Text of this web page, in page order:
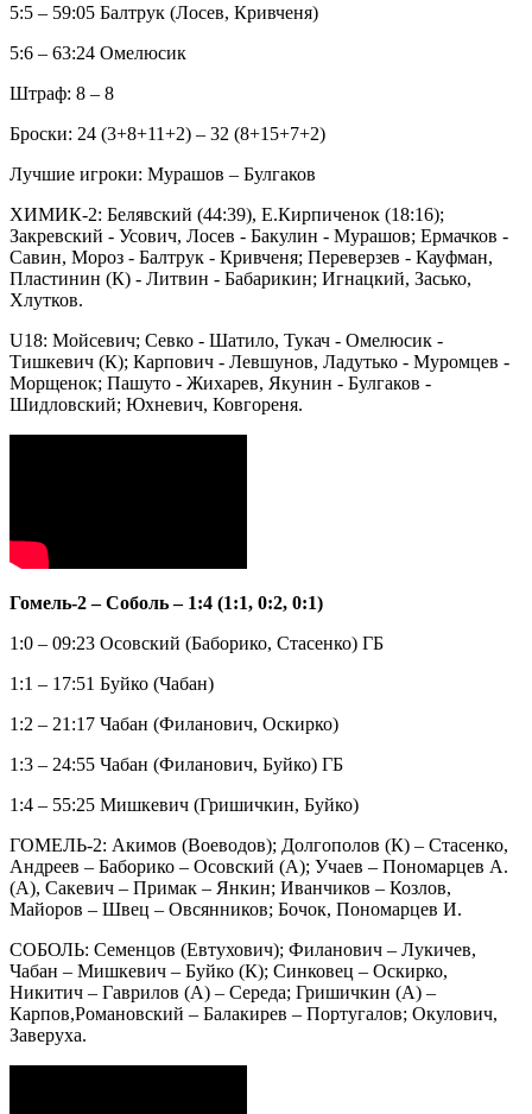
5:5 – 59:05 Балтрук (Лосев, Кривченя)
5:6 – 63:24 Омелюсик
Штраф: 8 – 8
Броски: 24 (3+8+11+2) – 32 (8+15+7+2)
Лучшие игроки: Мурашов – Булгаков
ХИМИК-2: Белявский (44:39), Е.Кирпиченок (18:16);
Закревский - Усович, Лосев - Бакулин - Мурашов; Ермачков -
Савин, Мороз - Балтрук - Кривченя; Переверзев - Кауфман,
Пластинин (К) - Литвин - Бабарикин; Игнацкий, Засько,
Хлутков.
U18: Мойсевич; Севко - Шатило, Тукач - Омелюсик -
Тишкевич (К); Карпович - Левшунов, Ладутько - Муромцев -
Морщенок; Пашуто - Жихарев, Якунин - Булгаков -
Шидловский; Юхневич, Ковгореня.
Гомель-2 – Соболь – 1:4 (1:1, 0:2, 0:1)
1:0 – 09:23 Осовский (Баборико, Стасенко) ГБ
1:1 – 17:51 Буйко (Чабан)
1:2 – 21:17 Чабан (Филанович, Оскирко)
1:3 – 24:55 Чабан (Филанович, Буйко) ГБ
1:4 – 55:25 Мишкевич (Гришичкин, Буйко)
ГОМЕЛЬ-2: Акимов (Воеводов); Долгополов (К) – Стасенко,
Андреев – Баборико – Осовский (А); Учаев – Пономарцев А.
(А), Сакевич – Примак – Янкин; Иванчиков – Козлов,
Майоров – Швец – Овсянников; Бочок, Пономарцев И.
СОБОЛЬ: Семенцов (Евтухович); Филанович – Лукичев,
Чабан – Мишкевич – Буйко (К); Синковец – Оскирко,
Никитич – Гаврилов (А) – Середа; Гришичкин (А) –
Карпов,Романовский – Балакирев – Португалов; Окулович,
Заверуха.